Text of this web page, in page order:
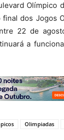
Olímpico
dos Jogos
22 de
a
Olimpiadas